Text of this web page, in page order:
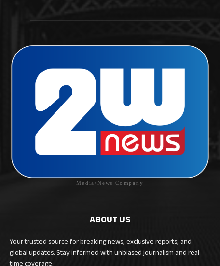
Media/News Company
ABOUT US
Your trusted source for breaking news, exclusive reports, and
global updates. Stay informed with unbiased journalism and real-